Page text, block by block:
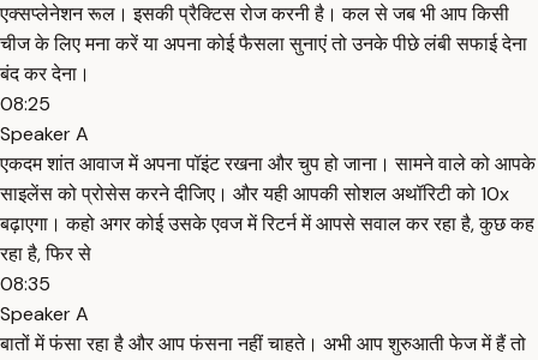
एक्सप्लेनेशन रूल। इसकी प्रैक्टिस रोज करनी है। कल से जब भी आप किसी
चीज के लिए मना करें या अपना कोई फैसला सुनाएं तो उनके पीछे लंबी सफाई देना
बंद कर देना।
08:25
Speaker A
एकदम शांत आवाज में अपना पॉइंट रखना और चुप हो जाना। सामने वाले को आपके
साइलेंस को प्रोसेस करने दीजिए। और यही आपकी सोशल अथॉरिटी को 10x
बढ़ाएगा। कहो अगर कोई उसके एवज में रिटर्न में आपसे सवाल कर रहा है, कुछ कह
रहा है, फिर से
08:35
Speaker A
बातों में फंसा रहा है और आप फंसना नहीं चाहते। अभी आप शुरुआती फेज में हैं तो